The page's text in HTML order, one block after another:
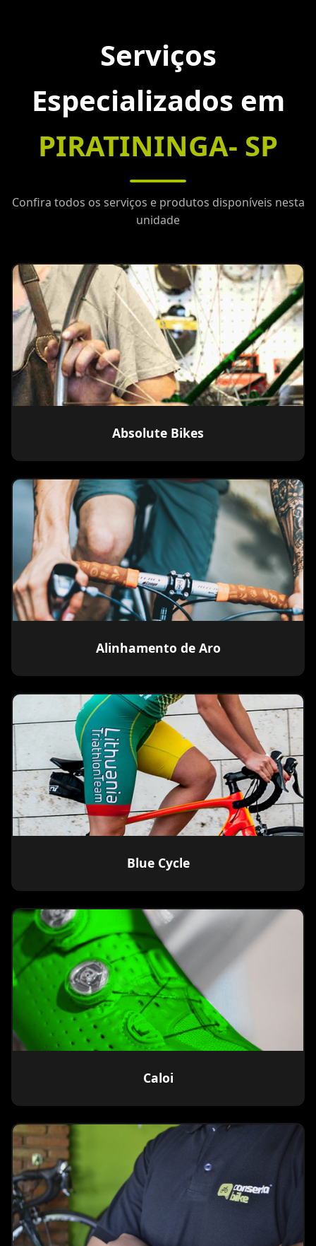
Serviços
Especializados em
PIRATININGA- SP
Confira todos os serviços e produtos disponíveis nesta
unidade
Absolute Bikes
Alinhamento de Aro
Blue Cycle
Caloi